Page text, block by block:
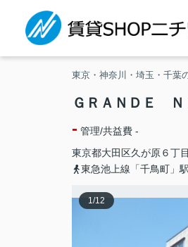
東京・神奈川・埼玉・千葉
ＧＲＡＮＤＥ Ｎ
- 管理/共益費 -
東京都大田区久が原６丁
東急池上線「千鳥町」
1/12